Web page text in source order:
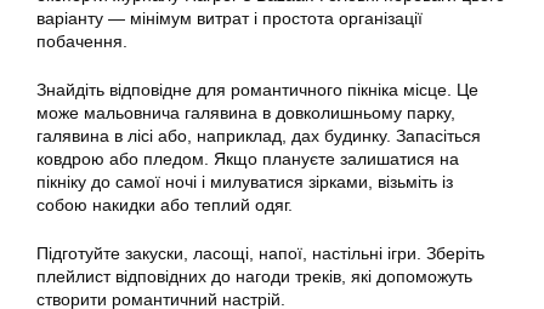
варіанту — мінімум витрат і простота організації
побачення.
Знайдіть відповідне для романтичного пікніка місце. Це
може мальовнича галявина в довколишньому парку,
галявина в лісі або, наприклад, дах будинку. Запасіться
ковдрою або пледом. Якщо плануєте залишатися на
пікніку до самої ночі і милуватися зірками, візьміть із
собою накидки або теплий одяг.
Підготуйте закуски, ласощі, напої, настільні ігри. Зберіть
плейлист відповідних до нагоди треків, які допоможуть
створити романтичний настрій.